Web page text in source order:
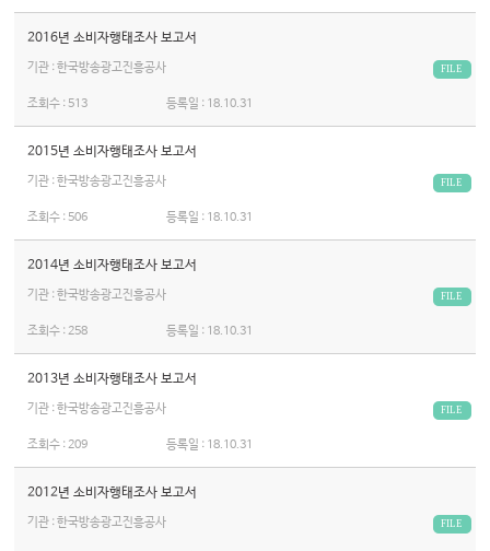
2016년 소비자행태조사 보고서
기관 : 한국방송광고진흥공사 FILE
조회수 : 513 등록일 : 18.10.31
2015년 소비자행태조사 보고서
기관 : 한국방송광고진흥공사 FILE
조회수 : 506 등록일 : 18.10.31
2014년 소비자행태조사 보고서
기관 : 한국방송광고진흥공사 FILE
조회수 :258 등록일 : 18.10.31
2013년 소비자행태조사 보고서
기관 : 한국방송광고진흥공사 FILE
조회수 :209 등록일 : 18.10.31
2012년 소비자행태조사 보고서
기관 : 한국방송광고진흥공사 FILE